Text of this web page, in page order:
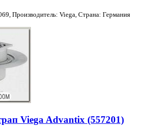
Производитель: Viega, Страна: Германия
Viega Advantix (557201)